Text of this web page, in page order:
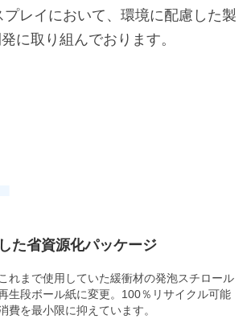
プレイにおいて、環境に配慮した製
に取り組んでおります。
た省資源化パッケージ
れまで使用していた緩衝材の発泡スチロール
生段ボール紙に変更。100％リサイクル可能
費を最小限に抑えています。